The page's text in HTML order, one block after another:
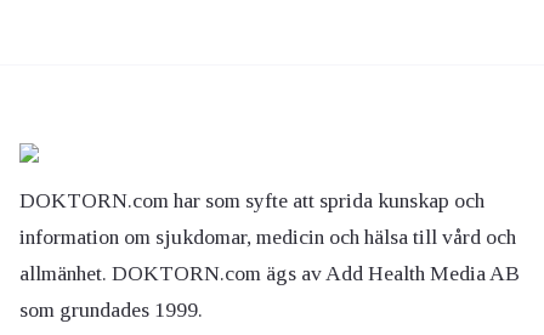
DOKTORN.com har som syfte att sprida kunskap och
information om sjukdomar, medicin och hälsa till vård och
allmänhet. DOKTORN.com ägs av Add Health Media AB
som grundades 1999.